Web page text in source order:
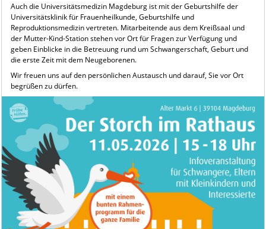
Auch die Universitätsmedizin Magdeburg ist mit der Geburtshilfe der
Universitätsklinik für Frauenheilkunde, Geburtshilfe und
Reproduktionsmedizin vertreten. Mitarbeitende aus dem Kreißsaal und
der Mutter-Kind-Station stehen vor Ort für Fragen zur Verfügung und
geben Einblicke in die Betreuung rund um Schwangerschaft, Geburt und
die erste Zeit mit dem Neugeborenen.
Wir freuen uns auf den persönlichen Austausch und darauf, Sie vor Ort
begrüßen zu dürfen.